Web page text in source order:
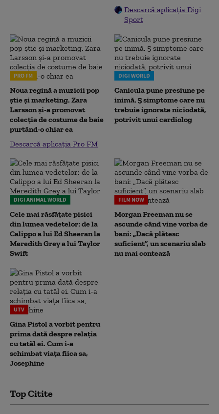
Descarcă aplicația Digi
Sport
PRO FM
Noua regină a muzicii pop
știe și marketing. Zara
Larsson și-a promovat
colecția de costume de baie
purtând-o chiar ea
Descarcă aplicația Pro FM
DIGI WORLD
Canicula pune presiune pe
inimă. 5 simptome care nu
trebuie ignorate niciodată,
potrivit unui cardiolog
DIGI ANIMAL WORLD
Cele mai răsfățate pisici
din lumea vedetelor: de la
Calippo a lui Ed Sheeran la
Meredith Grey a lui Taylor
Swift
FILM NOW
Morgan Freeman nu se
ascunde când vine vorba de
bani: „Dacă plătesc
suficient”, un scenariu slab
nu mai contează
UTV
Gina Pistol a vorbit pentru
prima dată despre relația
cu tatăl ei. Cum i-a
schimbat viața fiica sa,
Josephine
Top Citite